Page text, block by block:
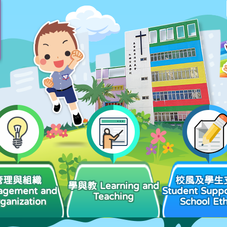
理與組織
and
學與教 Learning and
Teaching
校風及學生
Student
School